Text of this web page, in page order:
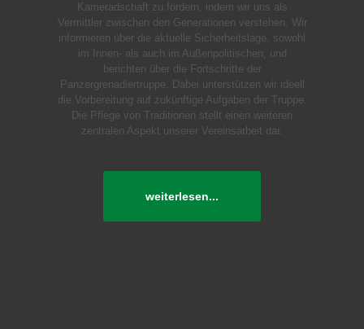
Kameradschaft zu fördern, indem wir uns als
Vermittler zwischen den Generationen verstehen. Wir
informieren über die aktuelle Sicherheitslage, sowohl
im Innen- als auch im Außenpolitischen, und
berichten über die Fortschritte der
Panzergrenadiertruppe. Dabei unterstützen wir ideell
die Vorbereitung auf zukünftige Aufgaben der Truppe.
Die Pflege von Traditionen stellt einen weiteren
zentralen Aspekt unserer Vereinsarbeit dar.
weiterlesen...